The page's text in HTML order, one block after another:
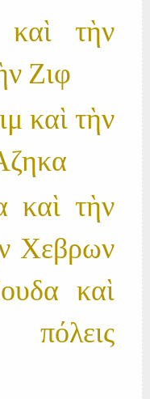
τὴν
Ζιφ
καὶ τὴν
καὶ τὴν
Χεβρων
καὶ